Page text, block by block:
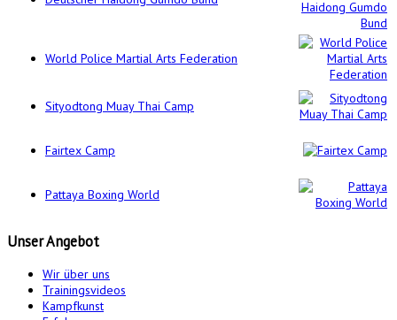
World Police Martial Arts Federation
Sityodtong Muay Thai Camp
Fairtex Camp
Pattaya Boxing World
UnserAngebot
Wir über uns
Trainingsvideos
Kampfkunst